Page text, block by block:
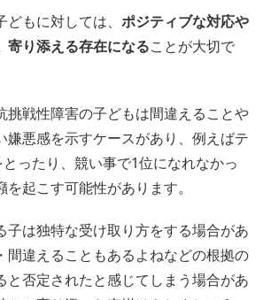
もに対しては、 ポジティブな対応や
寄り添える存在になることが大切で
挑戦性障害の子どもは間違えることや
嫌悪感を示すケースがあり、例えばテ
ったり、競い事で1位になれなかっ
起こす可能性があります。
子は独特な受け取り方をする場合があ
間違えることもあるよねなどの根拠の
と否定されたと感じてしまう場合があ